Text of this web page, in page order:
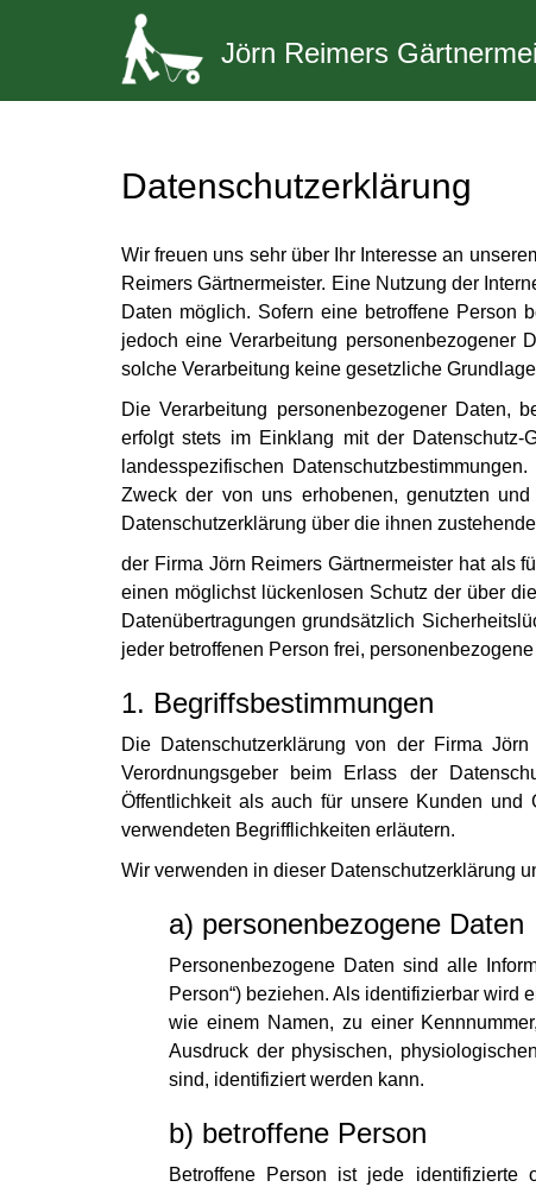
Jörn Reimers
Datenschutzerklärung
Wir freuen uns sehr über Ihr Interesse an
Reimers Gärtnermeister. Eine Nutzung der
Daten möglich. Sofern eine betroffene Person
jedoch eine Verarbeitung personenbezogener
solche Verarbeitung keine gesetzliche
Die Verarbeitung personenbezogener Daten,
erfolgt stets im Einklang mit der Datenschutz-
landesspezifischen
Zweck der von uns erhobenen, genutzten
Datenschutzerklärung über die ihnen
der Firma Jörn Reimers Gärtnermeister hat als
einen möglichst lückenlosen Schutz der über
Datenübertragungen grundsätzlich
jeder betroffenen Person frei,
1. Begriffsbestimmungen
Die Datenschutzerklärung von der Firma
Verordnungsgeber beim Erlass der
Öffentlichkeit als auch für unsere Kunden
verwendeten Begrifflichkeiten erläutern.
Wir verwenden in dieser Datenschutzerklärung
a) personenbezogene Daten
Personenbezogene Daten sind alle
Person“) beziehen. Als identifizierbar wird
wie einem Namen, zu einer
Ausdruck der physischen,
sind, identifiziert werden kann.
b) betroffene Person
Betroffene Person ist jede identifizierte